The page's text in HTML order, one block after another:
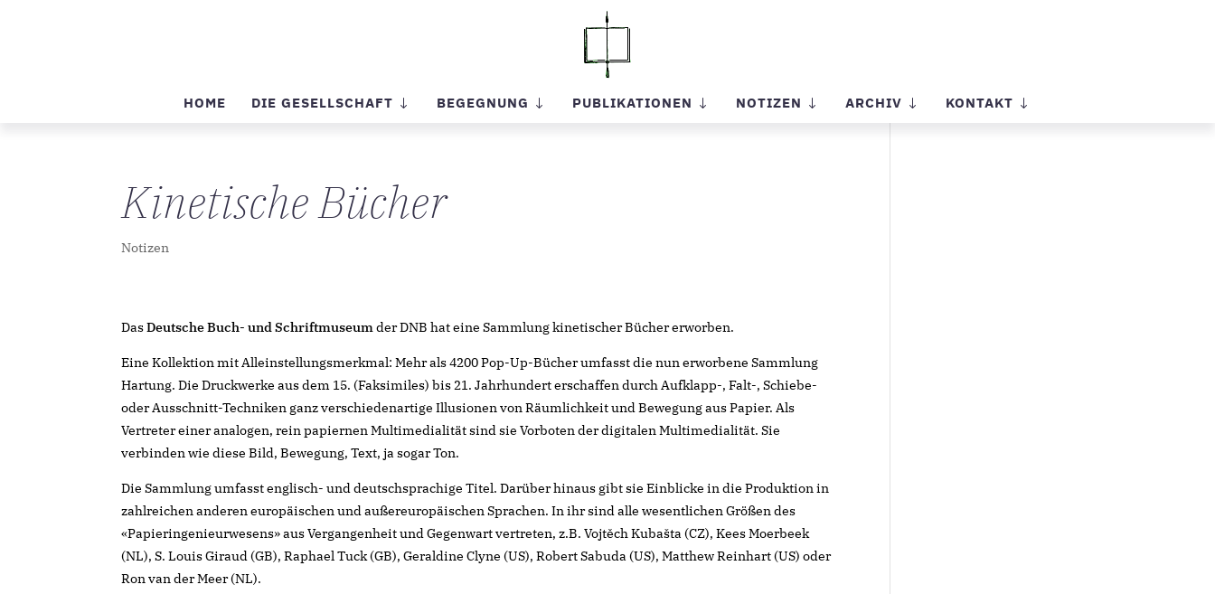
HOME DIE GESELLSCHAFT BEGEGNUNG PUBLIKATIONEN NOTIZEN ARCHIV KONTAKT
Kinetische Bücher
Notizen
DasDeutsche Buch- und Schriftmuseum der DNB hat eine Sammlung kinetischer Bücher erworben.
Eine Kollektion mit Alleinstellungsmerkmal: Mehr als 4200 Pop-Up-Bücher umfasst die nun erworbene Sammlung
Hartung. Die Druckwerke aus dem 15. (Faksimiles) bis 21. Jahrhundert erschaffen durch Aufklapp-, Falt-, Schiebe-
oder Ausschnitt-Techniken ganz verschiedenartige Illusionen von Räumlichkeit und Bewegung aus Papier. Als
Vertreter einer analogen, rein papiernen Multimedialität sind sie Vorboten der digitalen Multimedialität. Sie
verbinden wie diese Bild, Bewegung, Text, ja sogar Ton.
Die Sammlung umfasst englisch- und deutschsprachige Titel. Darüber hinaus gibt sie Einblicke in die Produktion in
zahlreichen anderen europäischen und außereuropäischen Sprachen. In ihr sind alle wesentlichen Größen des
«Papieringenieurwesens» aus Vergangenheit und Gegenwart vertreten, z.B. Vojtěch Kubašta (CZ), Kees Moerbeek
(NL), S. Louis Giraud (GB), Raphael Tuck (GB), Geraldine Clyne (US), Robert Sabuda (US), Matthew Reinhart (US) oder
Ron van der Meer (NL).